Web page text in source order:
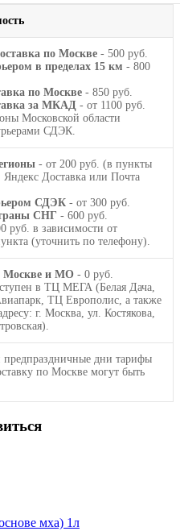
по Москве - 500 руб.
в пределах 15 км - 800
по Москве - 850 руб.
за МКАД - от 1100 руб.
Московской области
СДЭК.
- от 200 руб. (в пункты
Доставка или Почта
СДЭК - от 300 руб.
СНГ - 600 руб.
руб. в зависимости от
(уточнить по телефону).
Москве и МО - 0 руб.
в ТЦ МЕГА (Белая Дача,
ТЦ Европолис, а также
г. Москва, ул. Костякова,
дни тарифы
по Москве могут быть
мха) 1л